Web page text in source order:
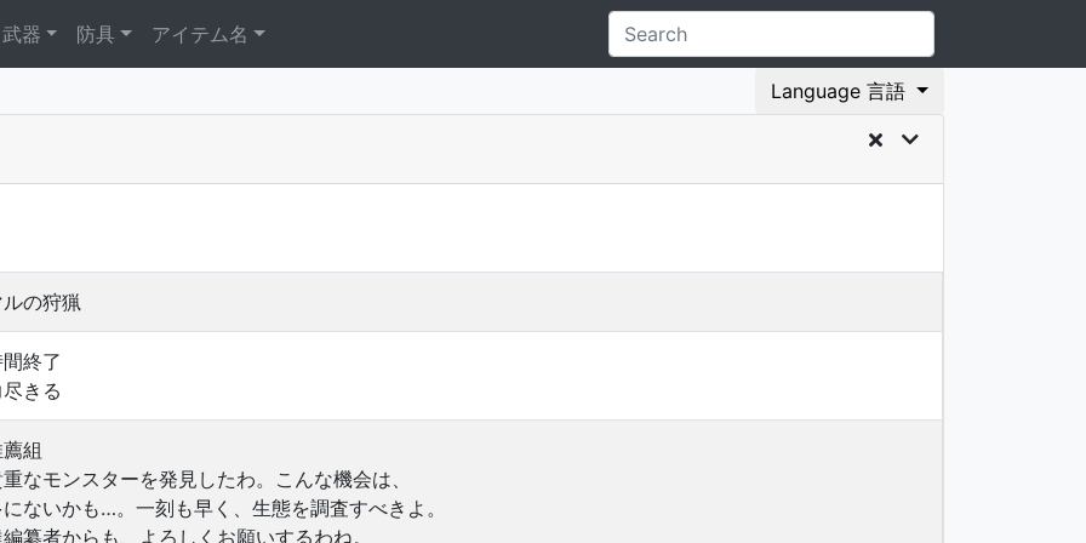
武器 防具 アイテム名
Language 言語
の狩猟
終了
きる
組
なモンスターを発見したわ。こんな機会は、
ないかも…。一刻も早く、生態を調査すべきよ。
纂者からも、よろしくお願いするわね。